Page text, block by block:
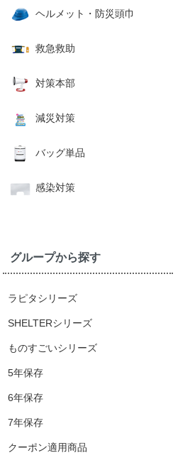
ヘルメット・防災頭巾
救急救助
対策本部
減災対策
バッグ単品
感染対策
グループから探す
ラピタシリーズ
SHELTERシリーズ
ものすごいシリーズ
5年保存
6年保存
7年保存
クーポン適用商品